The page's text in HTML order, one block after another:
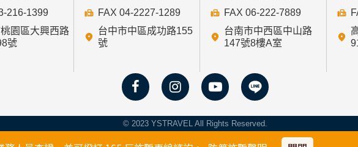
216-1399
園區大興西路
號
FAX 04-2227-1289
台中市中區成功路155
號
FAX 06-222-7889
台南市中西區中山路
147號8樓A室
© 2023 YSTRAVEL All Rights Reserved.